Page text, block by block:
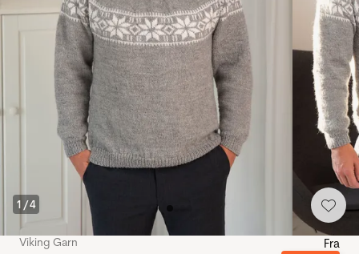
1 /4
Viking Garn Fra